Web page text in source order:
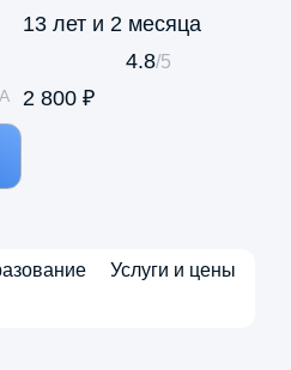
13 лет и 2 месяца
4.8/5
2 800 ₽
Услуги и цены